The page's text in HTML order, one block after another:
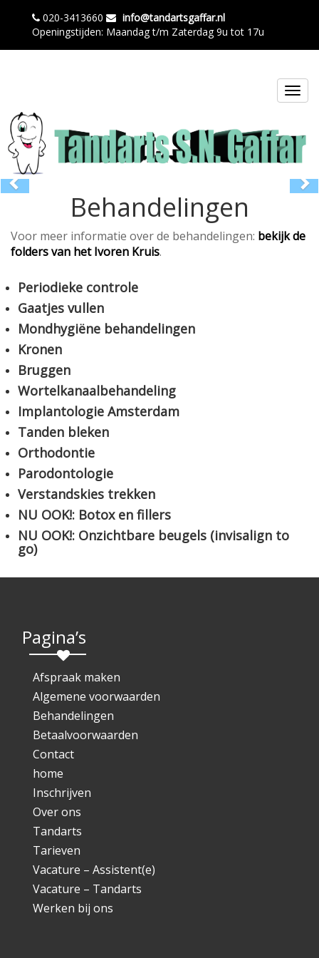
020-3413660
info@tandartsgaffar.nl
Openingstijden: Maandag t/m Zaterdag 9u tot 17u
Previous
Behandelingen
Voor meer informatie over de behandelingen: bekijk de
folders van het Ivoren Kruis.
Periodieke controle
Gaatjes vullen
Mondhygiëne behandelingen
Kronen
Bruggen
Wortelkanaalbehandeling
Implantologie Amsterdam
Tanden bleken
Orthodontie
Parodontologie
Verstandskies trekken
NU OOK!: Botox en fillers
NU OOK!: Onzichtbare beugels (invisalign to
go)
Pagina’s
Afspraak maken
Algemene voorwaarden
Behandelingen
Betaalvoorwaarden
Contact
home
Inschrijven
Over ons
Tandarts
Tarieven
Vacature – Assistent(e)
Vacature – Tandarts
Werken bij ons